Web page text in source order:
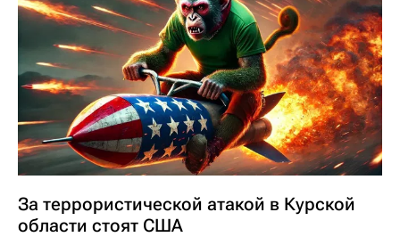
За террористической атакой в Курской
области стоят США